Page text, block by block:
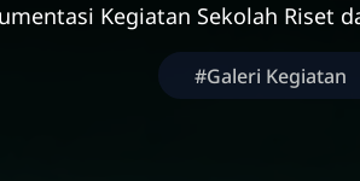
Kegiatan Sekolah Riset
#Galeri Kegiatan